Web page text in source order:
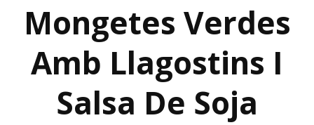
Mongetes Verdes
Amb Llagostins I
Salsa De Soja